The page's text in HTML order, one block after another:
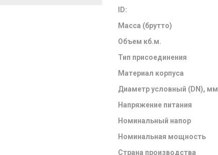
ID:
Масса (брутто)
Объем кб.м.
Тип присоединения
Материал корпуса
Диаметр условный (DN), мм
Напряжение питания
Номинальный напор
Номинальная мощность
Страна производства